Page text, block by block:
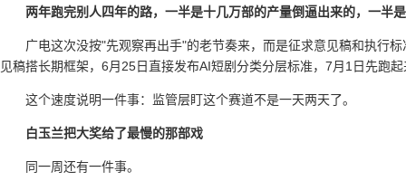
两年跑完别人四年的路，一半是十几万部的产量倒逼出来的，一半
广电这次没按"先观察再出手"的老节奏来，而是征求意见稿和执行
见稿搭长期框架，6月25日直接发布AI短剧分类分层标准，7月1日先跑起
这个速度说明一件事：监管层盯这个赛道不是一天两天了。
白玉兰把大奖给了最慢的那部戏
同一周还有一件事。